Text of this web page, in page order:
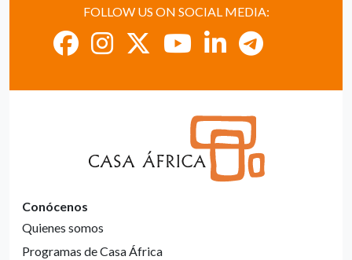
FOLLOW US ON SOCIAL MEDIA:
Conócenos
Quienes somos
Programas de Casa África